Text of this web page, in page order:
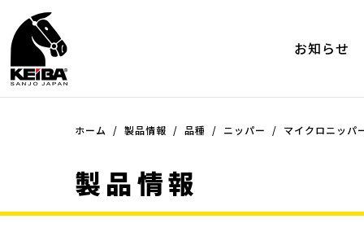
お知らせ
品種
ペンチ
シリーズ
ミニ・プライヤーシリーズ（
ホーム 製品情報 品種 ニッパー マイクロニッパ
製品情報